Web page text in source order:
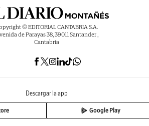
© EDITORIAL CANTABRIA S.A.
de Parayas 38, 39011 Santander ,
Cantabria
Descargar la app
Google Play